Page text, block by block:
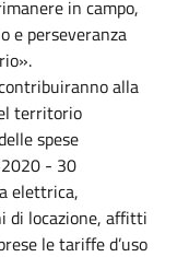
in campo,
e perseveranza
alla
territorio
spese
- 30
elettrica,
di locazione, affitti
le tariffe d’uso